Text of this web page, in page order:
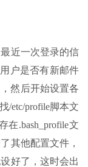
近一次登录的信
户是否有新邮件
，然后开始设置各
/etc/profile脚本文
.bash_profile文
其他配置文件，
好了，这时会出